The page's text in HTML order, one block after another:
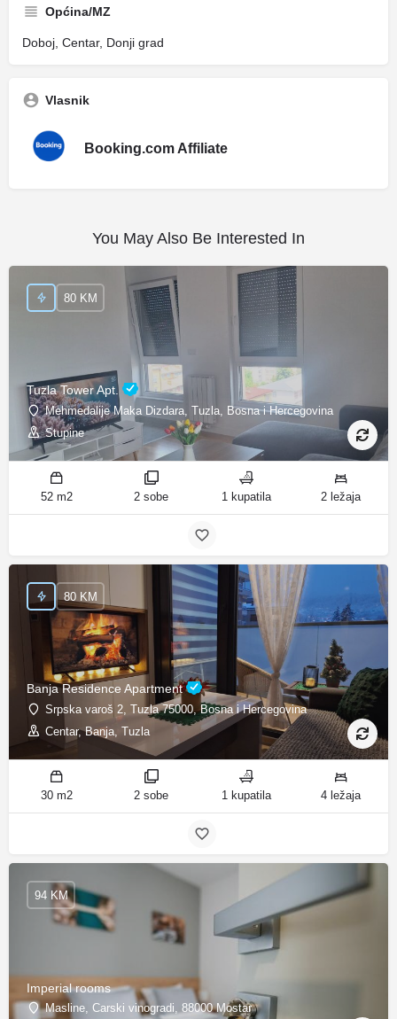
Općina/MZ
Doboj, Centar, Donji grad
Vlasnik
Booking.com Affiliate
You May Also Be Interested In
Tuzla Tower Apt.
Mehmedalije Maka Dizdara, Tuzla, Bosna i Hercegovina
Stupine
80 KM
52 m2 2 sobe 1 kupatila 2 ležaja
Banja Residence Apartment
Srpska varoš 2, Tuzla 75000, Bosna i Hercegovina
Centar, Banja, Tuzla
80 KM
30 m2 2 sobe 1 kupatila 4 ležaja
Imperial rooms
Masline, Carski vinogradi, 88000 Mostar
94 KM